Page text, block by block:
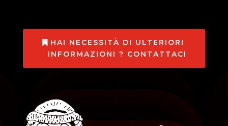
HAI NECESSITÀ DI ULTERIORI
INFORMAZIONI ? CONTATTACI